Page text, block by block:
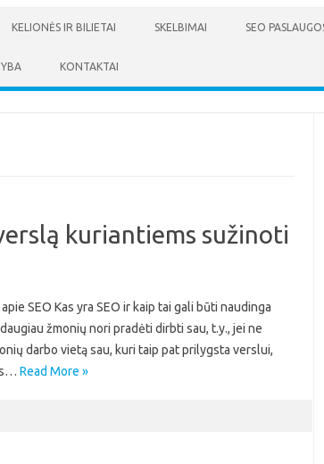
KELIONĖS IR BILIETAI SKELBIMAI SEO
KONTAKTAI
kuriantiems sužinoti
SEO Kas yra SEO ir kaip tai gali būti naudinga
žmonių nori pradėti dirbti sau, t.y., jei ne
darbo vietą sau, kuri taip pat prilygsta verslui,
Read More »